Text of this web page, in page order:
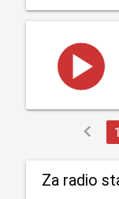
chevron_left 1
Za radio